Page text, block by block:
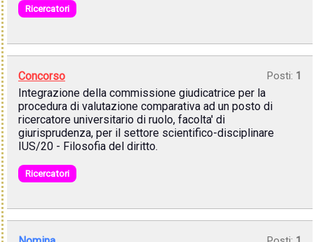
Ricercatori
Concorso Posti: 1
Integrazione della commissione giudicatrice per la
procedura di valutazione comparativa ad un posto di
ricercatore universitario di ruolo, facolta' di
giurisprudenza, per il settore scientifico-disciplinare
IUS/20 - Filosofia del diritto.
Ricercatori